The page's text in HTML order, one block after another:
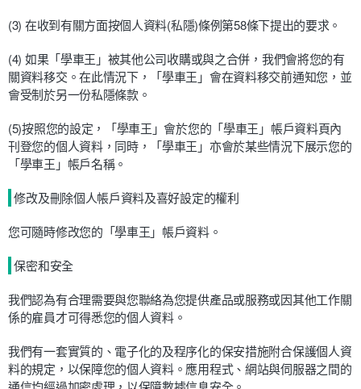
(3) 在收到有關方面按個人資料(私隱)條例第58條下提出的要求。
(4) 如果「學車王」被其他公司收購或與之合併，我們會將您的有
關資料移交。在此情況下，「學車王」會在資料移交前通知您，並
會受制於另一份私隱條款。
(5)按照您的設定，「學車王」會於您的「學車王」帳戶資料頁內
刊登您的個人資料，同時，「學車王」亦會於某些情況下展示您的
「學車王」帳戶名稱。
修改及刪除個人帳戶資料及喜好設定的權利
您可隨時修改您的「學車王」帳戶資料。
保密和安全
我們認為有合理需要與您聯絡為您提供產品或服務或因其他工作關
係的雇員才可得悉您的個人資料。
我們有一套實質的、電子化的及程序化的保安措施附合保護個人資
料的規定，以保障您的個人資料。應用程式、網站與伺服器之間的